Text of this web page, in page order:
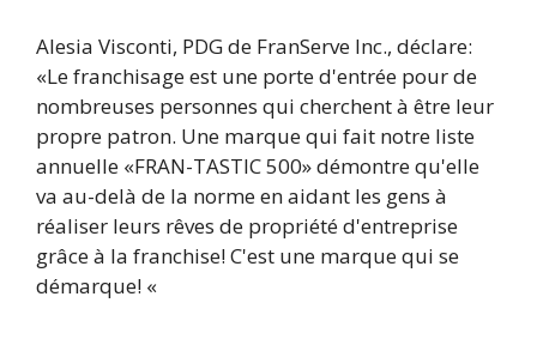
Alesia Visconti, PDG de FranServe Inc., déclare:
«Le franchisage est une porte d'entrée pour de
nombreuses personnes qui cherchent à être leur
propre patron. Une marque qui fait notre liste
annuelle «FRAN-TASTIC 500» démontre qu'elle
va au-delà de la norme en aidant les gens à
réaliser leurs rêves de propriété d'entreprise
grâce à la franchise! C'est une marque qui se
démarque! «